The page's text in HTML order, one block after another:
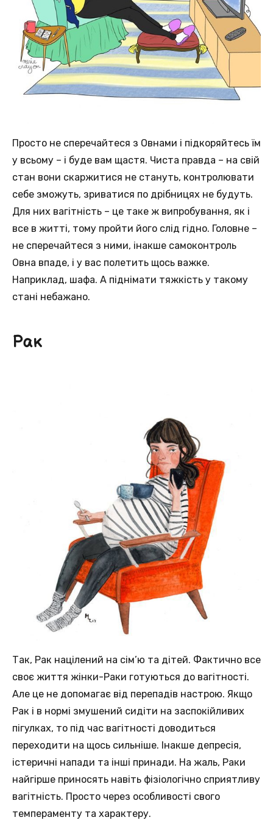
Просто не сперечайтеся з Овнами і підкоряйтесь їм
у всьому – і буде вам щастя. Чиста правда – на свій
стан вони скаржитися не стануть, контролювати
себе зможуть, зриватися по дрібницях не будуть.
Для них вагітність – це таке ж випробування, як і
все в житті, тому пройти його слід гідно. Головне –
не сперечайтеся з ними, інакше самоконтроль
Овна впаде, і у вас полетить щось важке.
Наприклад, шафа. А піднімати тяжкість у такому
стані небажано.
Рак
Так, Рак націлений на сім’ю та дітей. Фактично все
своє життя жінки-Раки готуються до вагітності.
Але це не допомагає від перепадів настрою. Якщо
Рак і в нормі змушений сидіти на заспокійливих
пігулках, то під час вагітності доводиться
переходити на щось сильніше. Інакше депресія,
істеричні напади та інші принади. На жаль, Раки
найгірше приносять навіть фізіологічно сприятливу
вагітність. Просто через особливості свого
темпераменту та характеру.